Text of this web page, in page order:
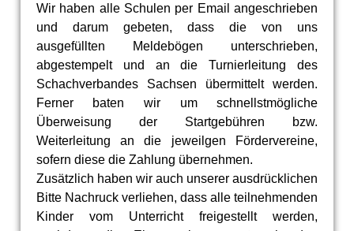
Wir haben alle Schulen per Email angeschrieben
und darum gebeten, dass die von uns
ausgefüllten Meldebögen unterschrieben,
abgestempelt und an die Turnierleitung des
Schachverbandes Sachsen übermittelt werden.
Ferner baten wir um schnellstmögliche
Überweisung der Startgebühren bzw.
Weiterleitung an die jeweilgen Fördervereine,
sofern diese die Zahlung übernehmen.
Zusätzlich haben wir auch unserer ausdrücklichen
Bitte Nachruck verliehen, dass alle teilnehmenden
Kinder vom Unterricht freigestellt werden,